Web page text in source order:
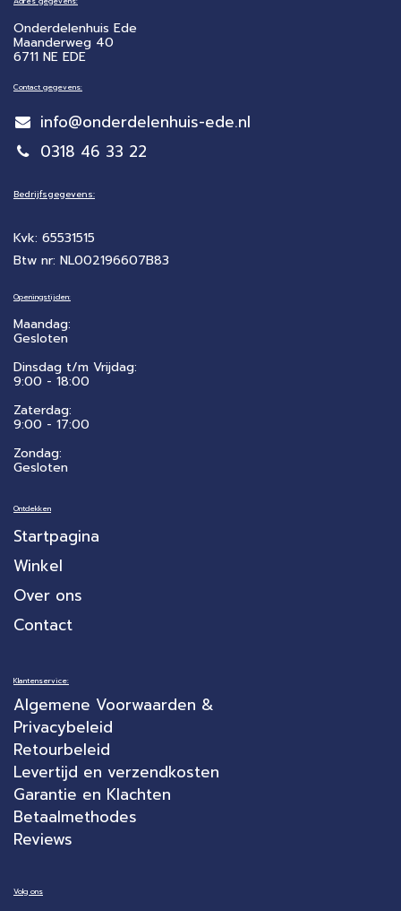
Onderdelenhuis Ede
Maanderweg 40
6711 NE EDE
Contact gegevens:
info@onderdelenhuis-ede.nl
0318 46 33 22
Bedrijfsgegevens:
Kvk: 65531515
Btw nr: NL002196607B83
Openingstijden:
Maandag:
Gesloten
Dinsdag t/m Vrijdag:
9:00 - 18:00
Zaterdag:
​9:00 - 17:00
Zondag:
Gesloten
Ontdekken
Startpagina
Winkel
Over ons
Contact
Klantenservice:
Algemene Voorwaarden &
Privacybeleid
Retourbeleid
Levertijd en verzendkosten
Garantie en Klachten
Betaalmethodes
Reviews
Volg ons